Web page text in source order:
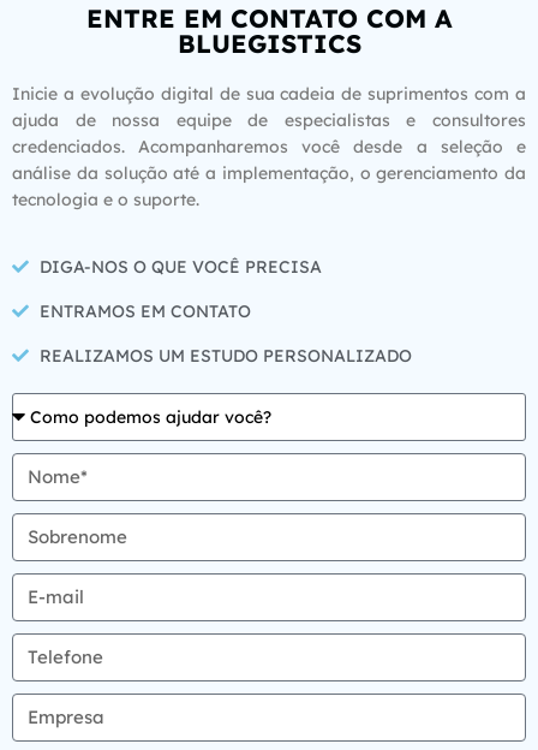
ENTRE EM CONTATO COM A
BLUEGISTICS
Inicie a evolução digital de sua cadeia de suprimentos com a
ajuda de nossa equipe de especialistas e consultores
credenciados. Acompanharemos você desde a seleção e
análise da solução até a implementação, o gerenciamento da
tecnologia e o suporte.
DIGA-NOS O QUE VOCÊ PRECISA
ENTRAMOS EM CONTATO
REALIZAMOS UM ESTUDO PERSONALIZADO